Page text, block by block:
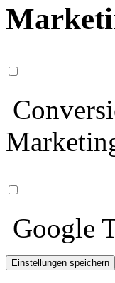
Google
Einstellungen speichern